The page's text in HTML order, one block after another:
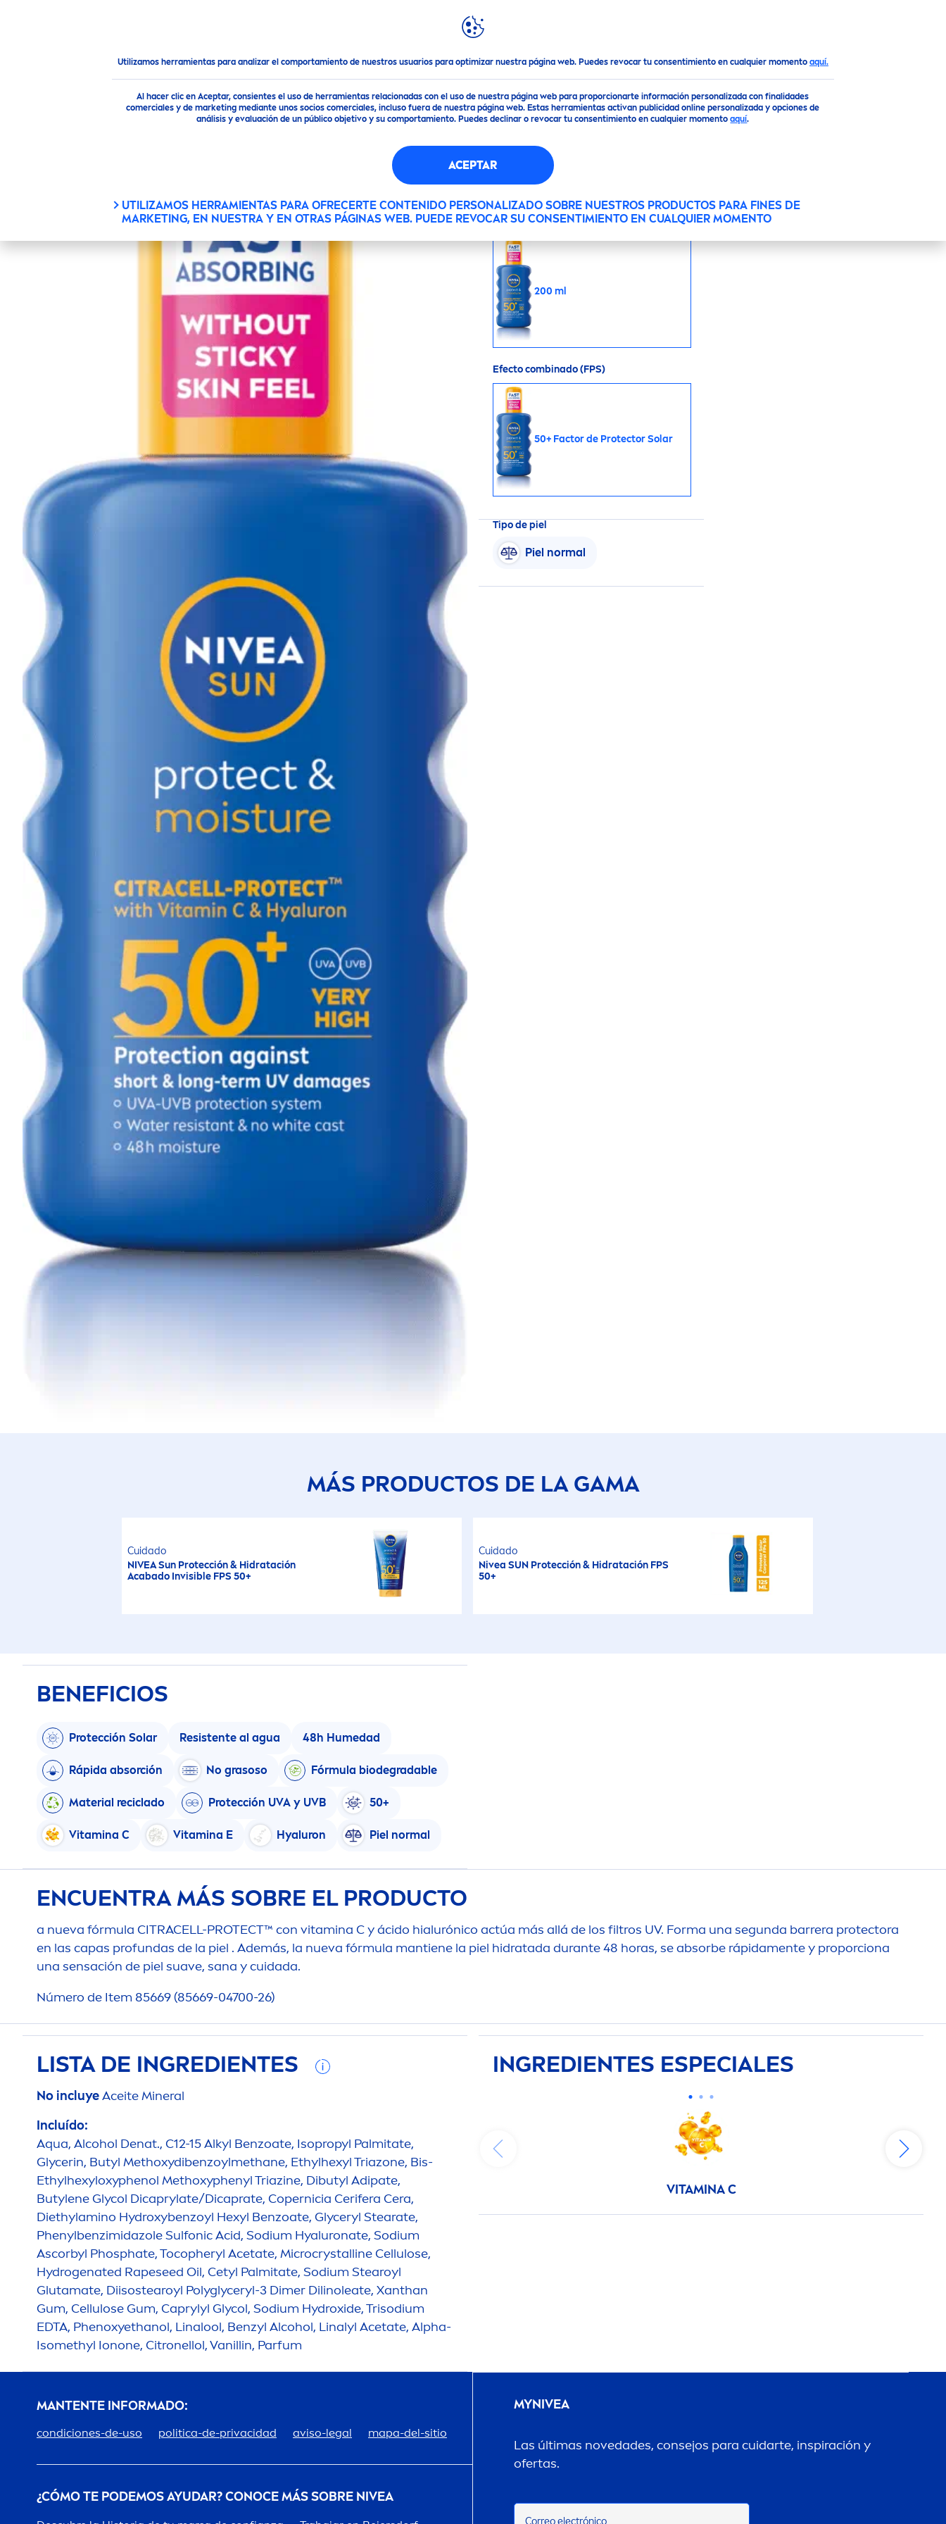
Utilizamos herramientas para analizar el comportamiento de nuestros usuarios para optimizar nuestra página web. Puedes revocar tu consentimiento en cualquier momento aquí.
Al hacer clic en Aceptar, consientes el uso de herramientas relacionadas con el uso de nuestra página web para proporcionarte información personalizada con finalidades
comerciales y de marketing mediante unos socios comerciales, incluso fuera de nuestra página web. Estas herramientas activan publicidad online personalizada y opciones de
análisis y evaluación de un público objetivo y su comportamiento. Puedes declinar o revocar tu consentimiento en cualquier momentoaquí.
ACEPTAR
UTILIZAMOS HERRAMIENTAS PARA OFRECERTE CONTENIDO PERSONALIZADO SOBRE NUESTROS PRODUCTOS PARA FINES DE
MARKETING, EN NUESTRA Y EN OTRAS PÁGINAS WEB. PUEDE REVOCAR SU CONSENTIMIENTO EN CUALQUIER MOMENTO
MUNDONIVEA
Solar Disfruta del Sol ¡Nosotros te cuidamos! Protector Solar Facial NiveaSUNProtección & Hidratación Spray FPS 50+
NIVEA SUNPROTECCIÓN & HIDRATACIÓN SPRAY FPS 50+
Protección confiable contra los daños UV a corto y largo plazo y 48
horas de hidratación con la nueva fórmula de rápida absorción.
Tamaño
200 ml
Efecto combinado (FPS)
50+ Factor de Protector Solar
Tipo de piel
Piel normal
MÁS PRODUCTOS DE LA GAMA
Cuidado
NIVEASun Protección & Hidratación
Acabado Invisible FPS 50+
Cuidado
Nivea SUN Protección & Hidratación FPS
50+
BENEFICIOS
Protección Solar Resistente al agua 48h Humedad
Rápida absorción No grasoso Fórmula biodegradable
Material reciclado Protección UVA y UVB 50+
Vitamina C Vitamina E Hyaluron Piel normal
ENCUENTRA MÁS SOBRE EL PRODUCTO
a nueva fórmula CITRACELL-PROTECT™ con vitamina C y ácido hialurónico actúa más allá de los filtros UV. Forma una segunda barrera protectora
en las capas profundas de la piel . Además, la nueva fórmula mantiene la piel hidratada durante 48 horas, se absorbe rápidamente y proporciona
una sensación de piel suave, sana y cuidada.
Número de Item 85669 (85669-04700-26)
LISTA DE INGREDIENTES
No incluyeAceite Mineral
Incluído:
Aqua, Alcohol Denat., C12-15 Alkyl Benzoate, Isopropyl Palmitate,
Glycerin, Butyl Methoxydibenzoylmethane, Ethylhexyl Triazone, Bis-
Ethylhexyloxyphenol Methoxyphenyl Triazine, Dibutyl Adipate,
Butylene Glycol Dicaprylate/Dicaprate, Copernicia Cerifera Cera,
Diethylamino Hydroxybenzoyl Hexyl Benzoate, Glyceryl Stearate,
Phenylbenzimidazole Sulfonic Acid, Sodium Hyaluronate, Sodium
Ascorbyl Phosphate, Tocopheryl Acetate, Microcrystalline Cellulose,
Hydrogenated Rapeseed Oil, Cetyl Palmitate, Sodium Stearoyl
Glutamate, Diisostearoyl Polyglyceryl-3 Dimer Dilinoleate, Xanthan
Gum, Cellulose Gum, Caprylyl Glycol, Sodium Hydroxide, Trisodium
EDTA, Phenoxyethanol, Linalool, Benzyl Alcohol, Linalyl Acetate, Alpha-
Isomethyl Ionone, Citronellol, Vanillin, Parfum
INGREDIENTES ESPECIALES
VITAMINA C
MANTENTE INFORMADO:
condiciones-de-uso politica-de-privacidad aviso-legal mapa-del-sitio
¿CÓMO TE PODEMOS AYUDAR? CONOCE MÁS SOBRE NIVEA
MYNIVEA
Las últimas novedades, consejos para cuidarte, inspiración y
ofertas.